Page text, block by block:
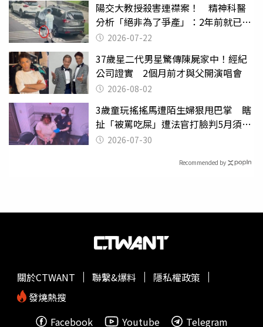
陽交大教授殺害連襟案！ 精神科醫
分析「絕非為了爭產」：2年前就已言
行詭異
2026-07-22
37歲星二代男星驚傳陳屍家中！經紀
公司證實 2個月前才與父開演唱會
2026-08-02
3歲童玩搖搖馬遭陌生婦狠甩巴掌 瞎
扯「被罵吃屎」遭法官打臉判5月須入
監 2026-07-30
Recommended by
關於CTWANT 聯繫&爆料
隱私權政策
發燒熱搜
Facebook
Youtube Telegram